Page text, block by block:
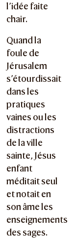
l’idée faite
chair.
Quand la
foule de
Jérusalem
s’étourdissait
dans les
pratiques
vaines ou les
distractions
de la ville
sainte, Jésus
enfant
méditait seul
et notait en
son âme les
enseignements
des sages.